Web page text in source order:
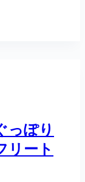
っぽり
リート